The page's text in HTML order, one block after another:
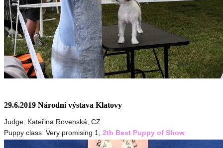
29.6.2019 Národní výstava Klatovy
Judge: Kateřina Rovenská, CZ
Puppy class: Very promising 1, 2th Best Puppy of Show